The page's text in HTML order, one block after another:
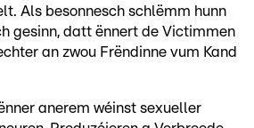
Als besonnesch schlëmm hunn
gesinn, datt ënnert de Victimmen
an zwou Frëndinne vum Kand
anerem wéinst sexueller